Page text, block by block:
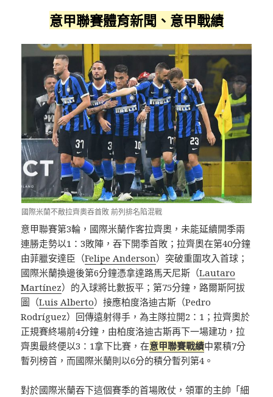
意甲聯賽體育新聞、意甲戰績
國際米蘭不敵拉齊奧吞首敗 前列排名陷混戰
意甲聯賽第3輪，國際米蘭作客拉齊奧，未能延續開季兩
連勝走勢以1：3敗陣，吞下開季首敗；拉齊奧在第40分鐘
由菲臘安達臣（Felipe Anderson）突破重圍攻入首球；
國際米蘭換邊後第6分鐘憑拿達路馬天尼斯（Lautaro
Martínez）的入球將比數扳平；第75分鐘，路爾斯阿拔
圖（Luis Alberto）接應柏度洛迪古斯（Pedro
Rodríguez）回傳遠射得手，為主隊拉開2：1；拉齊奧於
正規賽終場前4分鐘，由柏度洛迪古斯再下一場建功，拉
齊奧最終便以3：1拿下比賽，在意甲聯賽戰績中累積7分
暫列榜首，而國際米蘭則以6分的積分暫列第4。
對於國際米蘭吞下這個賽季的首場敗仗，領軍的主帥「細